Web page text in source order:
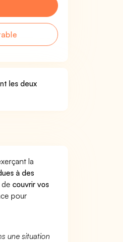
les deux
la
à des
decouvrir vos
pour
une situation